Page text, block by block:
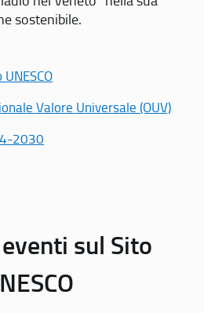
sostenibile.
Valore Universale (OUV)
2030
sul Sito